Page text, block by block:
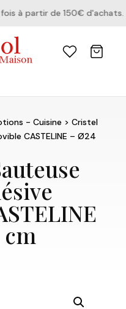
à partir de 150€ d'achats.
- Cuisine > Cristel
CASTELINE – Ø24